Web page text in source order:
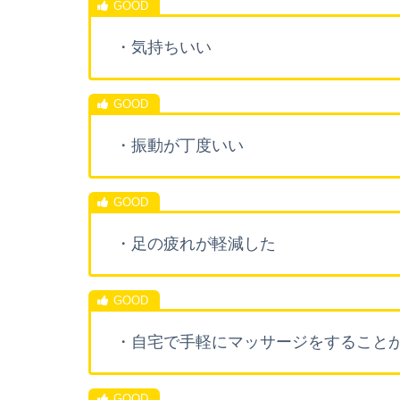
・気持ちいい
・振動が丁度いい
・足の疲れが軽減した
・自宅で手軽にマッサージをすること